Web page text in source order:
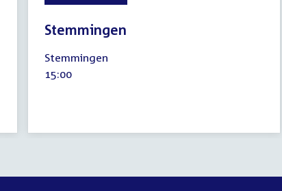
Stemmingen
november
2020
Stemmingen
Tijd
15:00